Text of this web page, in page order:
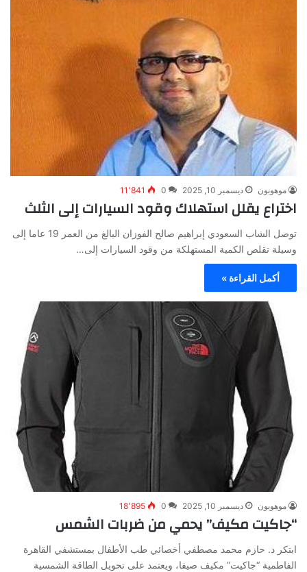
موهوبون ديسمبر 10, 2025 0 11٬841
اختراع يقلل استهلاك وقود السيارات إلى الثلث
توصل الشاب السعودي إبراهيم صالح الفوزان البالغ من العمر 19 عاما إلى
وسيلة تقلص الكمية المستهلكة من وقود السيارات إلى…
أكمل القراءة »
موهوبون ديسمبر 10, 2025 0 18٬895
“جاكيت مكيف” يحمي من ضربات الشمس
ابتكر د. حازم محمد مصطفي أخصائي طب الأطفال بمستشفي القاهرة
الفاطمية “جاكيت” مكيف صيفا، ويعتمد على تحويل الطاقة الشمسية